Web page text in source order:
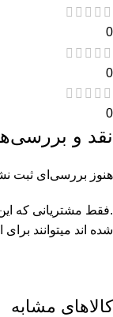
0
0
0
نقد و
هنوز بررسی‌ای ثبت
.فقط مشتریانی که
شده اند میتوانند
کالاهای مشابه